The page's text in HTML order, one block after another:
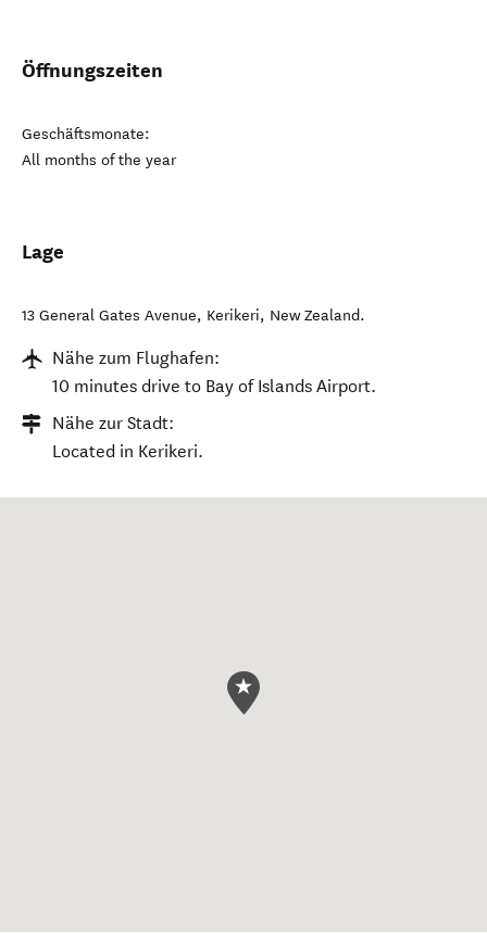
Öffnungszeiten
Geschäftsmonate:
All months of the year
Lage
13 General Gates Avenue, Kerikeri, New Zealand.
Nähe zum Flughafen:
10 minutes drive to Bay of Islands Airport.
Nähe zur Stadt:
Located in Kerikeri.